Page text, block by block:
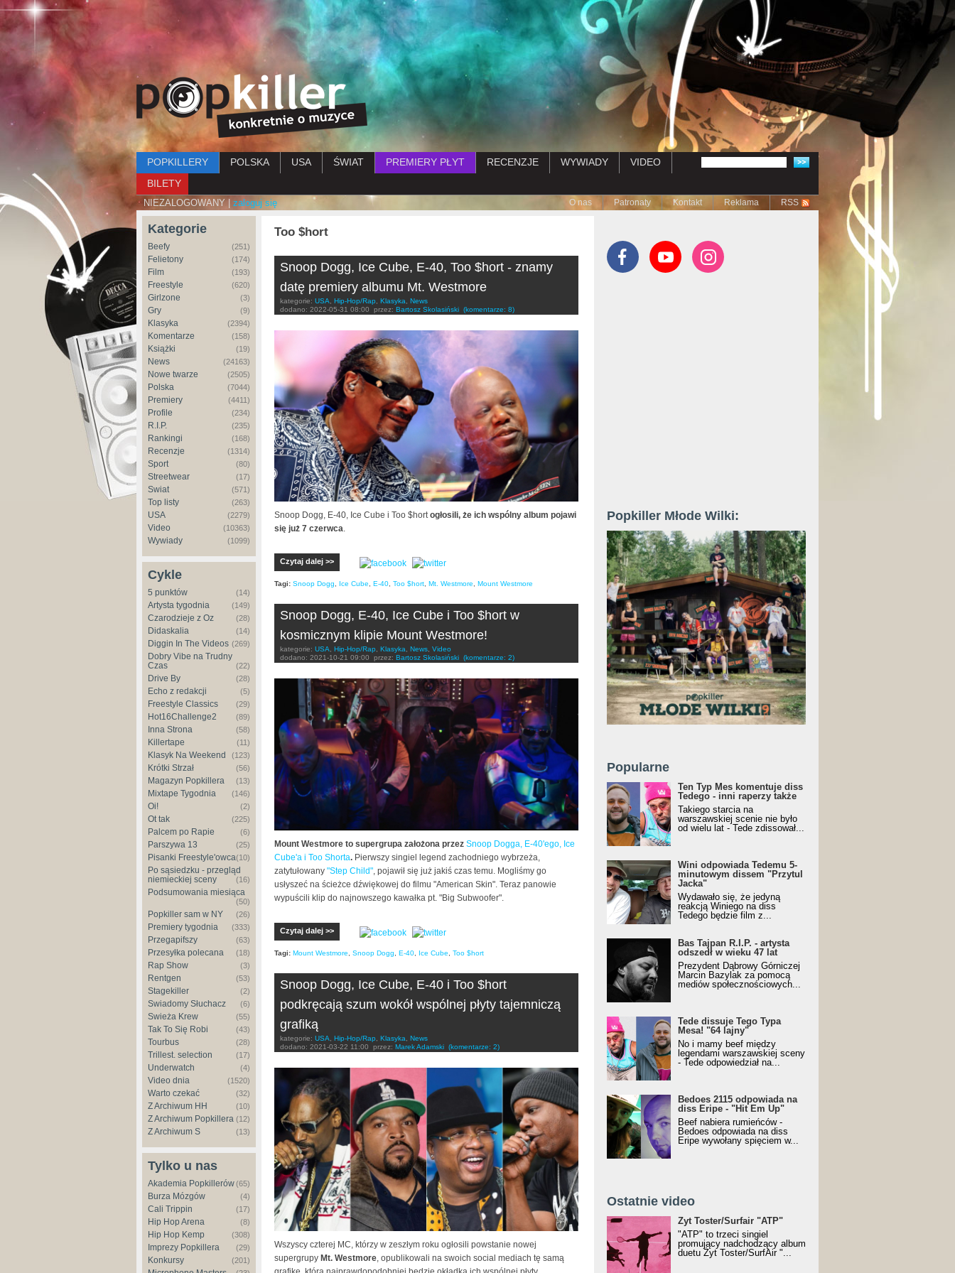
Przejdź do treści
Menu główne
POPKILLERY POLSKA USA ŚWIAT PREMIERY PŁYT RECENZJE WYWIADY
VIDEO
BILETY
NIEZALOGOWANY | zaloguj się Submenu
O nas Patronaty Kontakt Reklama RSS
Kategorie
Beefy (251)
Felietony (174)
Film (193)
Freestyle (620)
Girlzone (3)
Gry (9)
Klasyka (2394)
Komentarze (158)
Książki (19)
News (24163)
Nowe twarze (2505)
Polska (7044)
Premiery (4411)
Profile (234)
R.I.P. (235)
Rankingi (168)
Recenzje (1314)
Sport (80)
Streetwear (17)
Świat (571)
Top listy (263)
USA (2279)
Video (10363)
Wywiady (1099)
Cykle
5 punktów (14)
Artysta tygodnia (149)
Czarodzieje z Oz (28)
Didaskalia (14)
Diggin In The Videos (269)
Dobry Vibe na Trudny
Czas
(22)
Drive By (28)
Echo z redakcji (5)
Freestyle Classics (29)
Hot16Challenge2 (89)
Inna Strona (58)
Killertape (11)
Klasyk Na Weekend (123)
Krótki Strzał (56)
Magazyn Popkillera (13)
Mixtape Tygodnia (146)
Oi! (2)
Ot tak (225)
Palcem po Rapie (6)
Parszywa 13 (25)
Pisanki Freestyle'owca(10)
Po sąsiedzku - przegląd
niemieckiej sceny
(16)
Podsumowania miesiąca
(50)
Popkiller sam w NY (26)
Premiery tygodnia (333)
Przegapifszy (63)
Przesyłka polecana (18)
Rap Show (3)
Rentgen (53)
Stagekiller (2)
Świadomy Słuchacz (6)
Świeża Krew (55)
Tak To Się Robi (43)
Tourbus (28)
Trillest. selection (17)
Underwatch (4)
Video dnia (1520)
Warto czekać (32)
Z Archiwum HH (10)
Z Archiwum Popkillera (12)
Z Archiwum S (13)
Tylko u nas
Akademia Popkillerów(65)
Burza Mózgów (4)
Cali Trippin (17)
Hip Hop Arena (8)
Hip Hop Kemp (308)
Imprezy Popkillera (29)
Konkursy (201)
Too $hort
Snoop Dogg, Ice Cube, E-40, Too $hort - znamy
datę premiery albumu Mt. Westmore
kategorie: USA Hip-Hop/Rap Klasyka
News
dodano: 2022-05-31 08:00 przez: Bartosz Skolasiński (komentarze: 8)
Snoop Dogg, E-40, Ice Cube i Too $hort ogłosili, że ich wspólny album pojawi
się już 7 czerwca
Czytaj dalej >>
Tagi: Snoop Dogg Ice Cube E-40 Too $hort Mt. Westmore Mount Westmore
Snoop Dogg, E-40, Ice Cube i Too $hort w
kosmicznym klipie Mount Westmore!
kategorie: USA Hip-Hop/Rap Klasyka News Video
dodano: 2021-10-21 09:00 przez: Bartosz Skolasiński (komentarze: 2)
Mount Westmore to supergrupa założona przez Snoop Dogga, E-40'ego, Ice
Cube'a i Too Shorta. Pierwszy singiel legend zachodniego wybrzeża,
zatytułowany "Step Child" , pojawił się już jakiś czas temu. Mogliśmy go
usłyszeć na ścieżce dźwiękowej do filmu "American Skin". Teraz panowie
wypuścili klip do najnowszego kawałka pt. "Big Subwoofer".
Czytaj dalej >>
Tagi: Mount Westmore Snoop Dogg E-40 Ice Cube Too $hort
Snoop Dogg, Ice Cube, E-40 i Too $hort
podkręcają szum wokół wspólnej płyty tajemniczą
grafiką
kategorie: USA Hip-Hop/Rap Klasyka
News
dodano: 2021-03-22 11:00 przez: Marek Adamski (komentarze: 2)
Wszyscy czterej MC, którzy w zeszłym roku ogłosili powstanie nowej
supergrupy Mt. Westmore, opublikowali na swoich social mediach tę samą
Popkiller Młode Wilki:
Popularne
Ten Typ Mes komentuje diss
Tedego - inni raperzy także
Takiego starcia na
warszawskiej scenie nie było
od wielu lat - Tede zdissował...
Wini odpowiada Tedemu 5-
minutowym dissem "Przytul
Jacka"
Wydawało się, że jedyną
reakcją Winiego na diss
Tedego będzie film z...
Bas Tajpan R.I.P. - artysta
odszedł w wieku 47 lat
Prezydent Dąbrowy Górniczej
Marcin Bazylak za pomocą
mediów społecznościowych...
Tede dissuje Tego Typa
Mesa! "64 lajny"
No i mamy beef między
legendami warszawskiej sceny
- Tede odpowiedział na...
Bedoes 2115 odpowiada na
diss Eripe - "Hit Em Up"
Beef nabiera rumieńców -
Bedoes odpowiada na diss
Eripe wywołany spięciem w...
Ostatnie video
Żyt Toster/SurfAir - ATP VIDEO
Żyt Toster/Surfair "ATP"
"ATP" to trzeci singiel
promujący nadchodzący album
duetu Żyt Toster/SurfAir "...